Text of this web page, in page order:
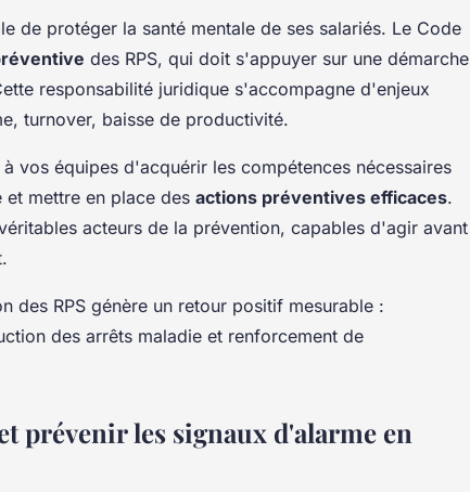
de protéger la santé mentale de ses salariés. Le Code
des RPS, qui doit s'appuyer sur une démarche
responsabilité juridique s'accompagne d'enjeux
turnover, baisse de productivité.
vos équipes d'acquérir les compétences nécessaires
mettre en place des actions préventives efficaces.
acteurs de la prévention, capables d'agir avant
des RPS génère un retour positif mesurable :
des arrêts maladie et renforcement de
prévenir les signaux d'alarme en